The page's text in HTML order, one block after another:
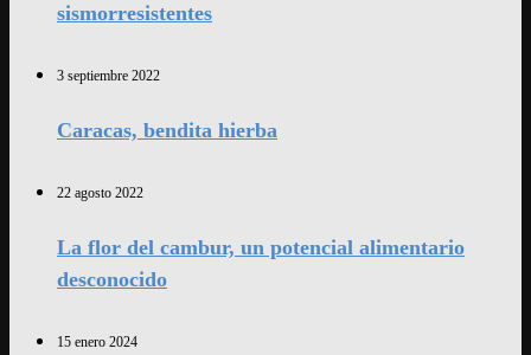
sismorresistentes
3 septiembre 2022
Caracas, bendita hierba
22 agosto 2022
La flor del cambur, un potencial alimentario
desconocido
15 enero 2024